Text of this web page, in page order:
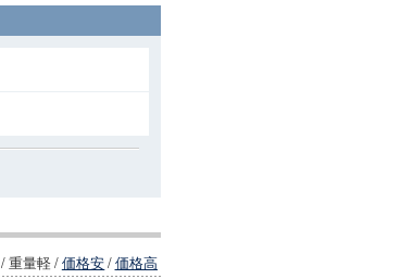
/重量軽/価格安/価格高